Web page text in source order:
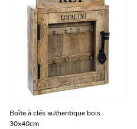
Boîte à clés authentique bois
30x40cm